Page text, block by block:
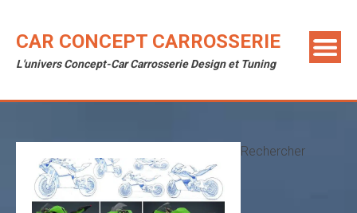
content
CAR CONCEPT CARROSSERIE
L'univers Concept-Car Carrosserie Design et Tuning
Rechercher